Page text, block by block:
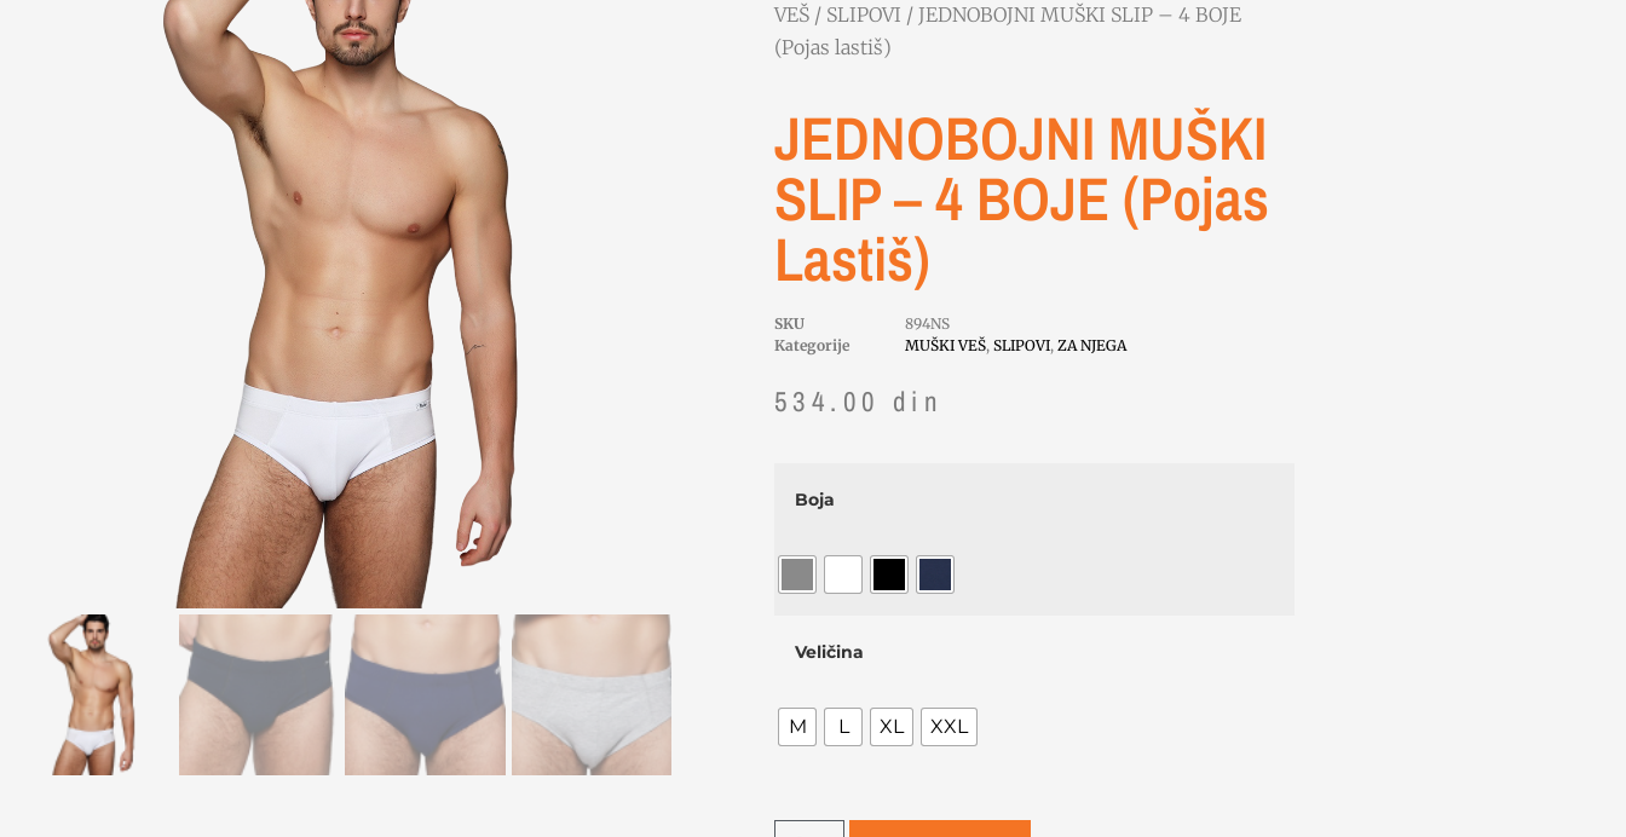
VEŠ / SLIPOVI / JEDNOBOJNI MUŠKI SLIP – 4 BOJE
(Pojas lastiš)
JEDNOBOJNI MUŠKI
SLIP – 4 BOJE (Pojas
Lastiš)
SKU
894NS
Kategorije
MUŠKI VEŠ, SLIPOVI, ZA NJEGA
534.00 din
Boja
Veličina
M L XL XXL